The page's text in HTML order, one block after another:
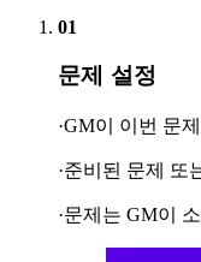
01
문제 설정
·GM이 이번 문
·준비된 문제 또
·문제는 GM이